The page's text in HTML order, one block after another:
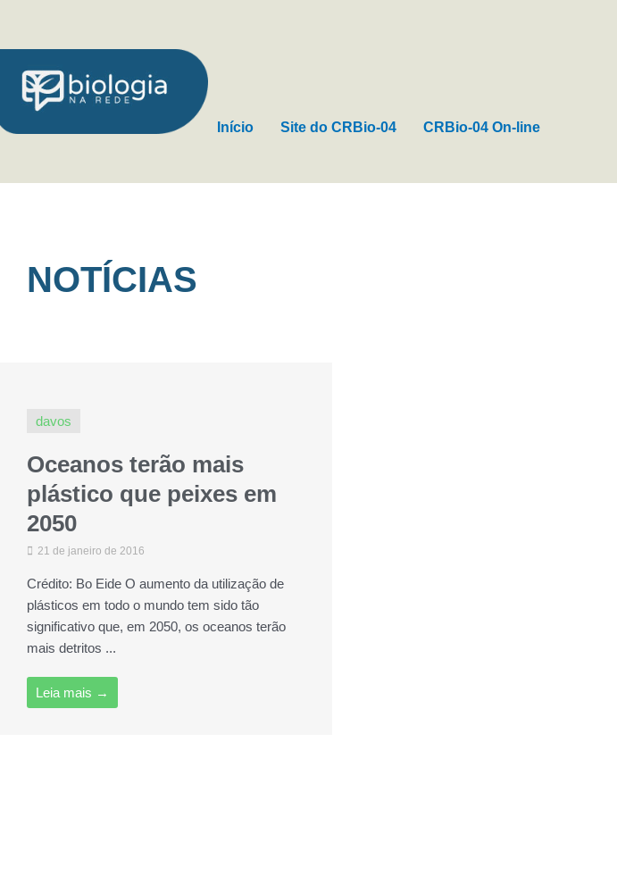
o
conteúdo
Início Site do CRBio-04 CRBio-04 On-line
NOTÍCIAS
davos
Oceanos terão mais
plástico que peixes em
2050
21 de janeiro de 2016
Crédito: Bo Eide O aumento da utilização de
plásticos em todo o mundo tem sido tão
significativo que, em 2050, os oceanos terão
mais detritos ...
Leia mais →